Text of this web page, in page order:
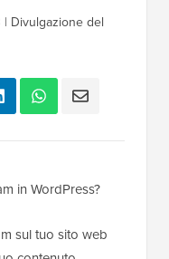
| Divulgazione del
in WordPress?
sul tuo sito web